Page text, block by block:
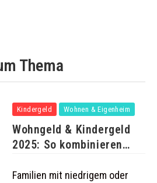
Thema
Kindergeld Wohnen & Eigenheim
Wohngeld & Kindergeld
2025: So kombinieren
Familien mit niedrigem oder